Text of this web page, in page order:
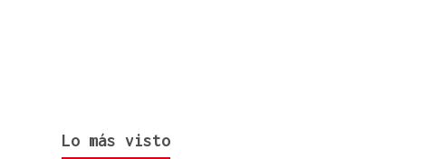
Lo más visto